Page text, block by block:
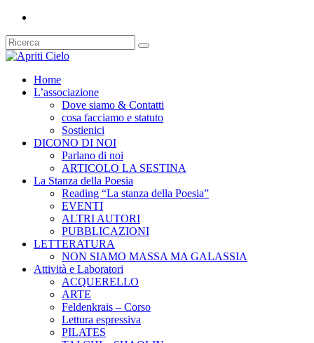
Home
L’associazione
Dove siamo & Contatti
cosa facciamo e statuto
Sostienici
DICONO DI NOI
Parlano di noi
ARTICOLO LA SESTINA
La Stanza della Poesia
Reading “La stanza della Poesia”
EVENTI
ALTRI AUTORI
PUBBLICAZIONI
LETTERATURA
NON SIAMO MASSA MA GALASSIA
Attività e Laboratori
ACQUERELLO
ARTE
Feldenkrais – Corso
Lettura espressiva
PILATES